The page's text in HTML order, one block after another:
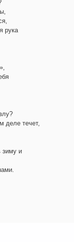
рука
деле течет,
зиму и